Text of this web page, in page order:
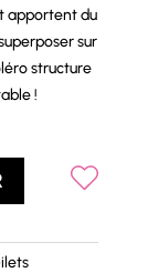
apportent du
sur
structure
!